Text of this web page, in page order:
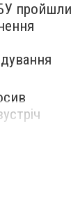
пройшли